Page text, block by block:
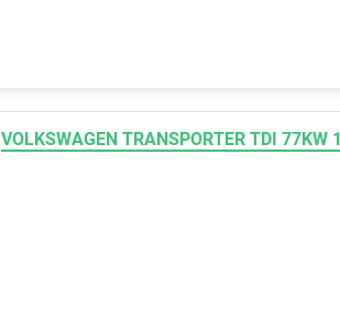
VOLKSWAGEN TRANSPORTER TDI 77KW